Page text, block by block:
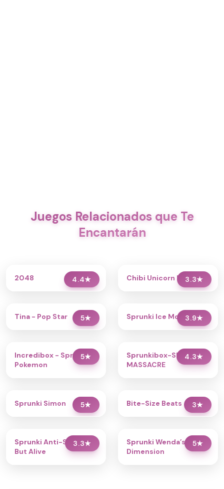
Juegos Relacionados que Te
Encantarán
4.4★
2048 3.3★
Chibi Unicorn Dress Up
5★
Tina - Pop Star 3.9★
Sprunki Ice Mod - Aqua
5★
Incredibox - Sprunki
Pokemon
4.3★
Sprunkibox-Sky’s
MASSACRE
5★
Sprunki Simon 3★
Bite-Size Beats
3.3★
Sprunki Anti-Shifted
But Alive
5★
Sprunki Wenda’s
Dimension